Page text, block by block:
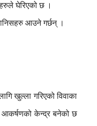
घेरिएको छ ।
आउने गर्छन् ।
खुल्ला गरिएको विवाका
आकर्षणको केन्द्र बनेको छ